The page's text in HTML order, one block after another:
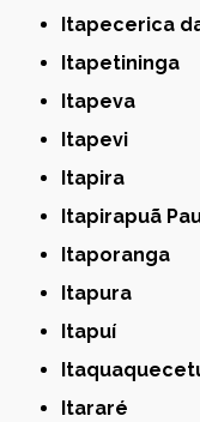
Itapecerica
Itapetininga
Itapeva
Itapevi
Itapira
Itapirapuã
Itaporanga
Itapura
Itapuí
Itararé